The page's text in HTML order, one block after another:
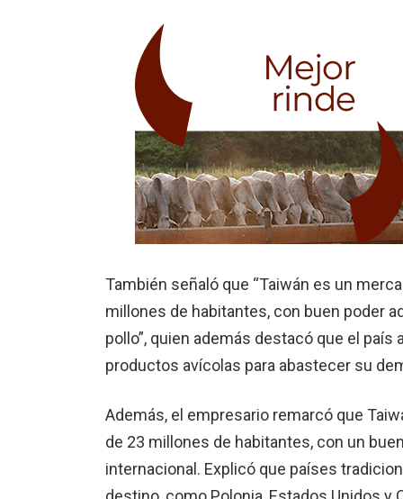
También señaló que “Taiwán es un
millones de habitantes, con buen poder
pollo”, quien además destacó que el
productos avícolas para abastecer su
Además, el empresario remarcó que
de 23 millones de habitantes, con un
internacional. Explicó que países